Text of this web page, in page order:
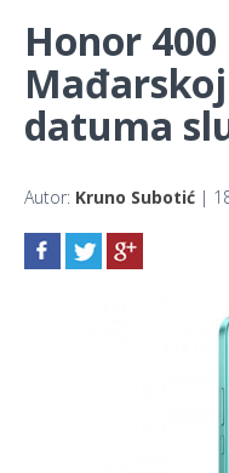
Honor
datuma
Autor: Kruno Subotić |